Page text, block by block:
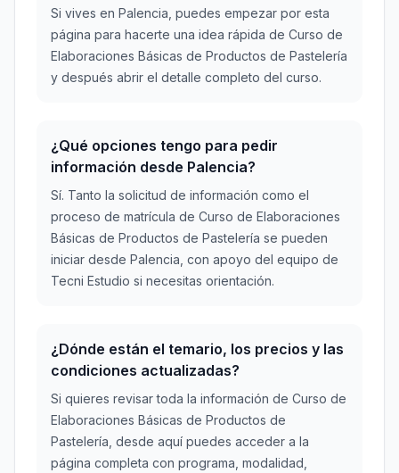
Si vives en Palencia, puedes empezar por esta
página para hacerte una idea rápida de Curso de
Elaboraciones Básicas de Productos de Pastelería
y después abrir el detalle completo del curso.
¿Qué opciones tengo para pedir
información desde Palencia?
Sí. Tanto la solicitud de información como el
proceso de matrícula de Curso de Elaboraciones
Básicas de Productos de Pastelería se pueden
iniciar desde Palencia, con apoyo del equipo de
Tecni Estudio si necesitas orientación.
¿Dónde están el temario, los precios y las
condiciones actualizadas?
Si quieres revisar toda la información de Curso de
Elaboraciones Básicas de Productos de
Pastelería, desde aquí puedes acceder a la
página completa con programa, modalidad,